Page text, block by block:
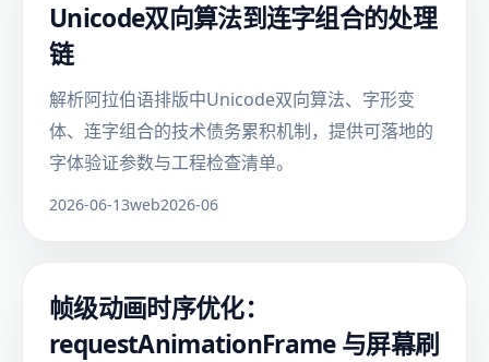
Unicode双向算法到连字组合的处理
链
解析阿拉伯语排版中Unicode双向算法、字形变
体、连字组合的技术债务累积机制，提供可落地的
字体验证参数与工程检查清单。
2026-06-13web2026-06
帧级动画时序优化：
requestAnimationFrame 与屏幕刷